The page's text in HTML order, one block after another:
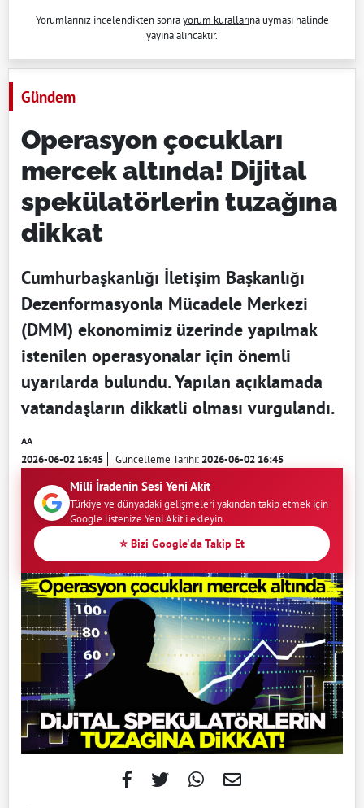
Yorumlarınız incelendikten sonrayorum kurallarına uyması halinde
yayına alıncaktır.
Gündem
Operasyon çocukları
mercek altında! Dijital
spekülatörlerin tuzağına
dikkat
Cumhurbaşkanlığı İletişim Başkanlığı
Dezenformasyonla Mücadele Merkezi
(DMM) ekonomimiz üzerinde yapılmak
istenilen operasyonalar için önemli
uyarılarda bulundu. Yapılan açıklamada
vatandaşların dikkatli olması vurgulandı.
AA
2026-06-02 16:45 Güncelleme Tarihi:2026-06-02 16:45
Milli İradenin Sesi Yeni Akit
Türkiye ve dünyadaki gelişmeleri yakından takip etmek için
Google listenize Yeni Akit'i ekleyin.
⭐ Bizi Google'da Takip Et